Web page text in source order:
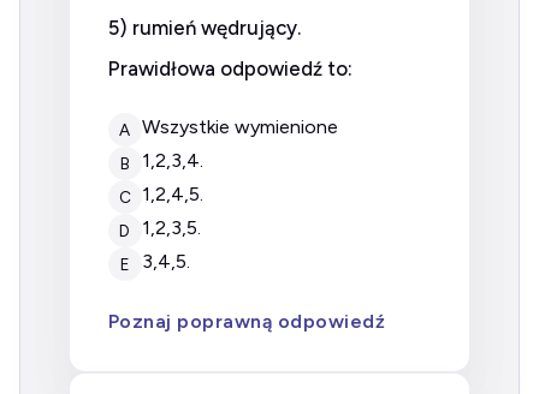
5) rumień wędrujący.
Prawidłowa odpowiedź to:
A wszystkie wymienione
B 1,2,3,4.
C 1,2,4,5.
D 1,2,3,5.
E 3,4,5.
Poznaj poprawną odpowiedź